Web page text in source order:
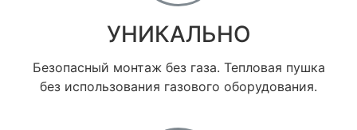
УНИКАЛЬНО
Безопасный монтаж без газа. Тепловая пушка
без использования газового оборудования.